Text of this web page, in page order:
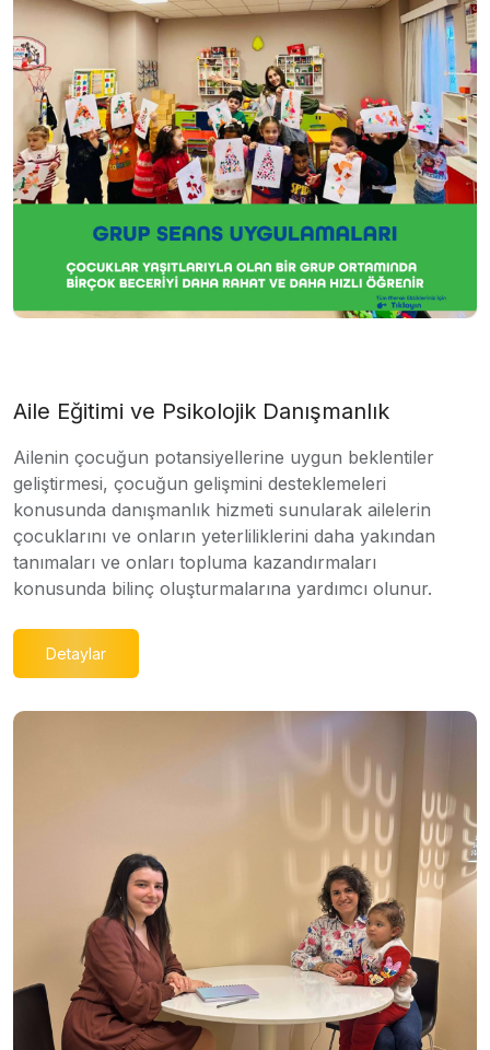
Aile Eğitimi ve Psikolojik Danışmanlık
Ailenin çocuğun potansiyellerine uygun beklentiler
geliştirmesi, çocuğun gelişmini desteklemeleri
konusunda danışmanlık hizmeti sunularak ailelerin
çocuklarını ve onların yeterliliklerini daha yakından
tanımaları ve onları topluma kazandırmaları
konusunda bilinç oluşturmalarına yardımcı olunur.
Detaylar